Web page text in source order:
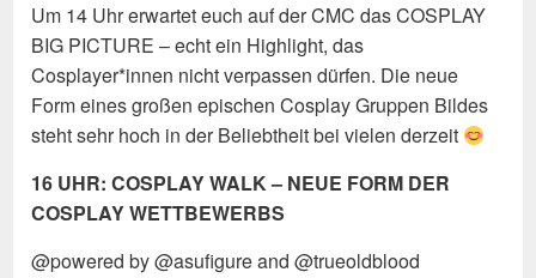
Um 14 Uhr erwartet euch auf der CMC das COSPLAY
BIG PICTURE – echt ein Highlight, das
Cosplayer*innen nicht verpassen dürfen. Die neue
Form eines großen epischen Cosplay Gruppen Bildes
steht sehr hoch in der Beliebtheit bei vielen derzeit
16 UHR: COSPLAY WALK – NEUE FORM DER
COSPLAY WETTBEWERBS
@powered by @asufigure and @trueoldblood